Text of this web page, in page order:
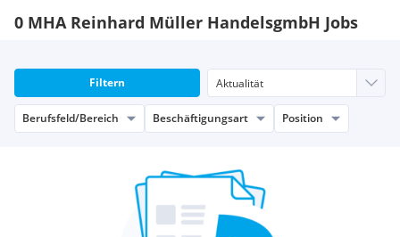
0 MHA Reinhard Müller HandelsgmbH Jobs
Filtern
Berufsfeld/Bereich Beschäftigungsart Position